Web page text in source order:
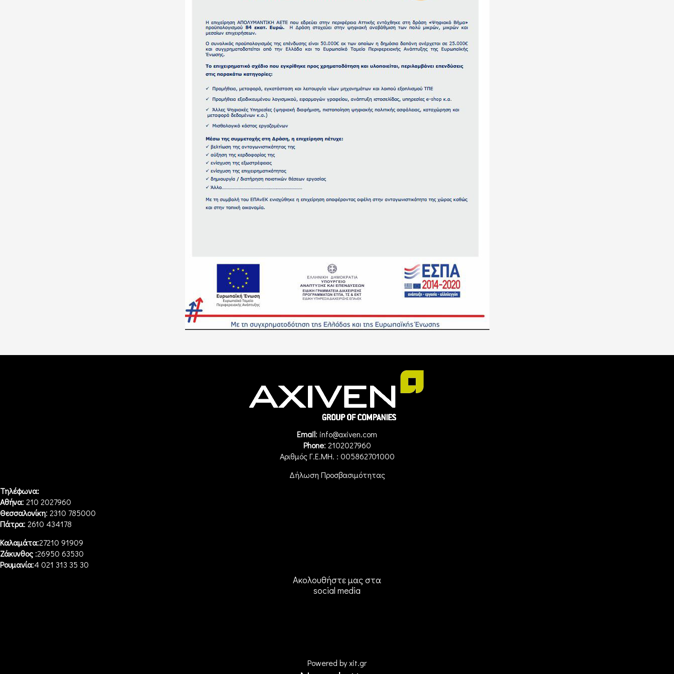
Email: info@axiven.com
Phone: 2102027960
Αριθμός Γ.Ε.ΜΗ. : 005862701000
Δήλωση Προσβασιμότητας
Τηλέφωνα:
Αθήνα: 210 2027960
Θεσσαλονίκη: 2310 785000
Πάτρα: 2610 434178
Καλαμάτα:27210 91909
Ζάκυνθος :26950 63530
Ρουμανία:4 021 313 35 30
Ακολουθήστε μας στα
social media
Powered by xit.gr